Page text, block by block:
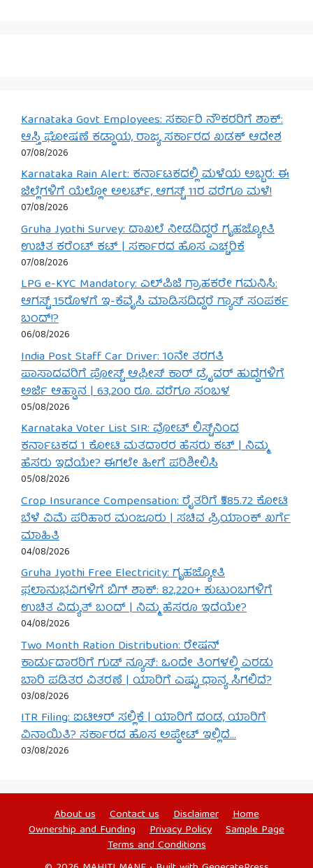
Karnataka Govt Employees: ಸರ್ಕಾರಿ ನೌಕರರಿಗೆ ಶಾಕ್:
ಆಸ್ತಿ ಘೋಷಣೆ ಕಡ್ಡಾಯ, ರಾಜ್ಯ ಸರ್ಕಾರದ ಖಡಕ್ ಆದೇಶ
07/08/2026
Karnataka Rain Alert: ಕರ್ನಾಟಕದಲ್ಲಿ ಮಳೆಯ ಅಬ್ಬರ: ಈ
ಜಿಲ್ಲೆಗಳಿಗೆ ಯೆಲ್ಲೋ ಅಲರ್ಟ್, ಆಗಸ್ಟ್ 11ರ ವರೆಗೂ ಮಳೆ!
07/08/2026
Gruha Jyothi Survey: ದಾಖಲೆ ನೀಡದಿದ್ದರೆ ಗೃಹಜ್ಯೋತಿ
ಉಚಿತ ಕರೆಂಟ್ ಕಟ್ | ಸರ್ಕಾರದ ಹೊಸ ಎಚ್ಚರಿಕೆ
07/08/2026
LPG e-KYC Mandatory: ಎಲ್‌ಪಿಜಿ ಗ್ರಾಹಕರೇ ಗಮನಿಸಿ:
ಆಗಸ್ಟ್ 15ರೊಳಗೆ ಇ-ಕೆವೈಸಿ ಮಾಡಿಸದಿದ್ದರೆ ಗ್ಯಾಸ್ ಸಂಪರ್ಕ
ಬಂದ್!?
06/08/2026
India Post Staff Car Driver: 10ನೇ ತರಗತಿ
ಪಾಸಾದವರಿಗೆ ಪೋಸ್ಟ್ ಆಫೀಸ್ ಕಾರ್ ಡ್ರೈವರ್ ಹುದ್ದೆಗಳಿಗೆ
ಅರ್ಜಿ ಆಹ್ವಾನ | 63,200 ರೂ. ವರೆಗೂ ಸಂಬಳ
05/08/2026
Karnataka Voter List SIR: ವೋಟ್ ಲಿಸ್ಟ್‌ನಿಂದ
ಕರ್ನಾಟಕದ 1 ಕೋಟಿ ಮತದಾರರ ಹೆಸರು ಕಟ್ | ನಿಮ್ಮ
ಹೆಸರು ಇದೆಯೇ? ಈಗಲೇ ಹೀಗೆ ಪರಿಶೀಲಿಸಿ
05/08/2026
Crop Insurance Compensation: ರೈತರಿಗೆ ₹585.72 ಕೋಟಿ
ಬೆಳೆ ವಿಮೆ ಪರಿಹಾರ ಮಂಜೂರು | ಸಚಿವ ಪ್ರಿಯಾಂಕ್ ಖರ್ಗೆ
ಮಾಹಿತಿ
04/08/2026
Gruha Jyothi Free Electricity: ಗೃಹಜ್ಯೋತಿ
ಫಲಾನುಭವಿಗಳಿಗೆ ಬಿಗ್ ಶಾಕ್: 82,220+ ಕುಟುಂಬಗಳಿಗೆ
ಉಚಿತ ವಿದ್ಯುತ್ ಬಂದ್ | ನಿಮ್ಮ ಹೆಸರೂ ಇದೆಯೇ?
04/08/2026
Two Month Ration Distribution: ರೇಷನ್
ಕಾರ್ಡುದಾರರಿಗೆ ಗುಡ್ ನ್ಯೂಸ್: ಒಂದೇ ತಿಂಗಳಲ್ಲಿ ಎರಡು
ಬಾರಿ ಪಡಿತರ ವಿತರಣೆ | ಯಾರಿಗೆ ಎಷ್ಟು ಧಾನ್ಯ ಸಿಗಲಿದೆ?
03/08/2026
ITR Filing: ಐಟಿಆರ್ ಸಲ್ಲಿಕೆ | ಯಾರಿಗೆ ದಂಡ, ಯಾರಿಗೆ
ವಿನಾಯಿತಿ? ಸರ್ಕಾರದ ಹೊಸ ಅಪ್ಡೇಟ್ ಇಲ್ಲಿದೆ…
03/08/2026
About us Contact us Disclaimer
Home
Ownership and Funding
Privacy Policy
Sample Page
Terms and Conditions